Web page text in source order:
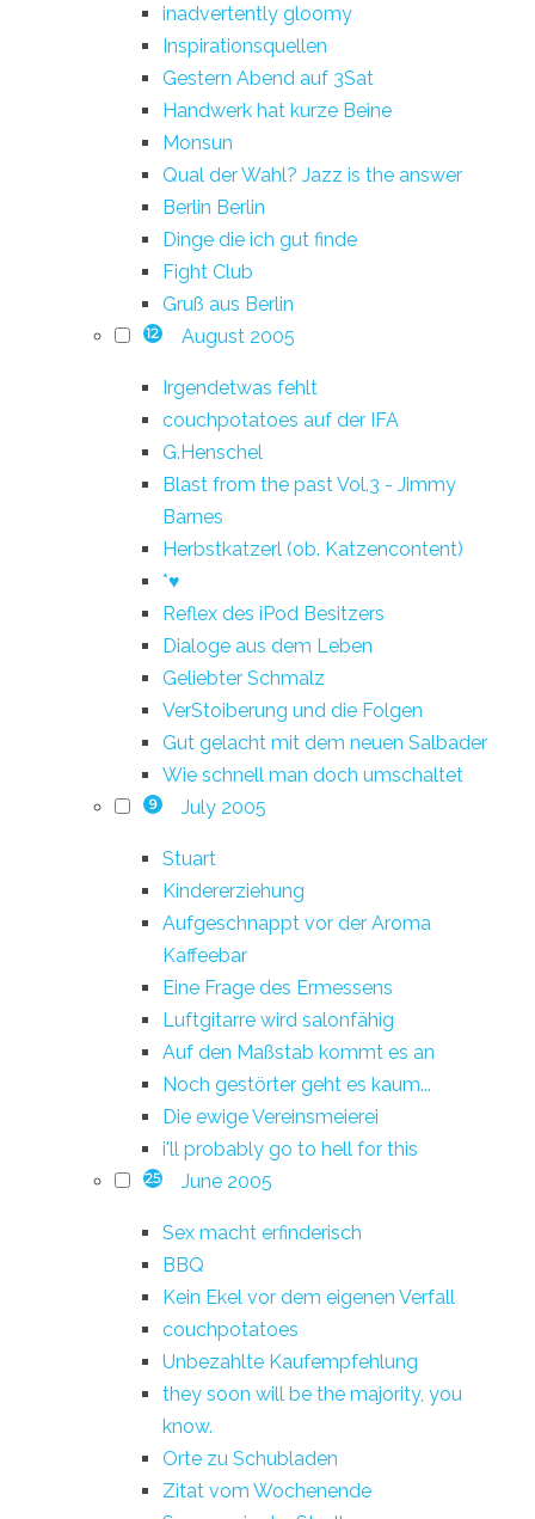
inadvertently gloomy
Inspirationsquellen
Gestern Abend auf 3Sat
Handwerk hat kurze Beine
Monsun
Qual der Wahl? Jazz is the answer
Berlin Berlin
Dinge die ich gut finde
Fight Club
Gruß aus Berlin
12 August 2005
Irgendetwas fehlt
couchpotatoes auf der IFA
G.Henschel
Blast from the past Vol.3 - Jimmy
Barnes
Herbstkatzerl (ob. Katzencontent)
*♥
Reflex des iPod Besitzers
Dialoge aus dem Leben
Geliebter Schmalz
VerStoiberung und die Folgen
Gut gelacht mit dem neuen Salbader
Wie schnell man doch umschaltet
9 July 2005
Stuart
Kindererziehung
Aufgeschnappt vor der Aroma
Kaffeebar
Eine Frage des Ermessens
Luftgitarre wird salonfähig
Auf den Maßstab kommt es an
Noch gestörter geht es kaum...
Die ewige Vereinsmeierei
i'll probably go to hell for this
25 June 2005
Sex macht erfinderisch
BBQ
Kein Ekel vor dem eigenen Verfall
couchpotatoes
Unbezahlte Kaufempfehlung
they soon will be the majority, you
know.
Orte zu Schubladen
Zitat vom Wochenende